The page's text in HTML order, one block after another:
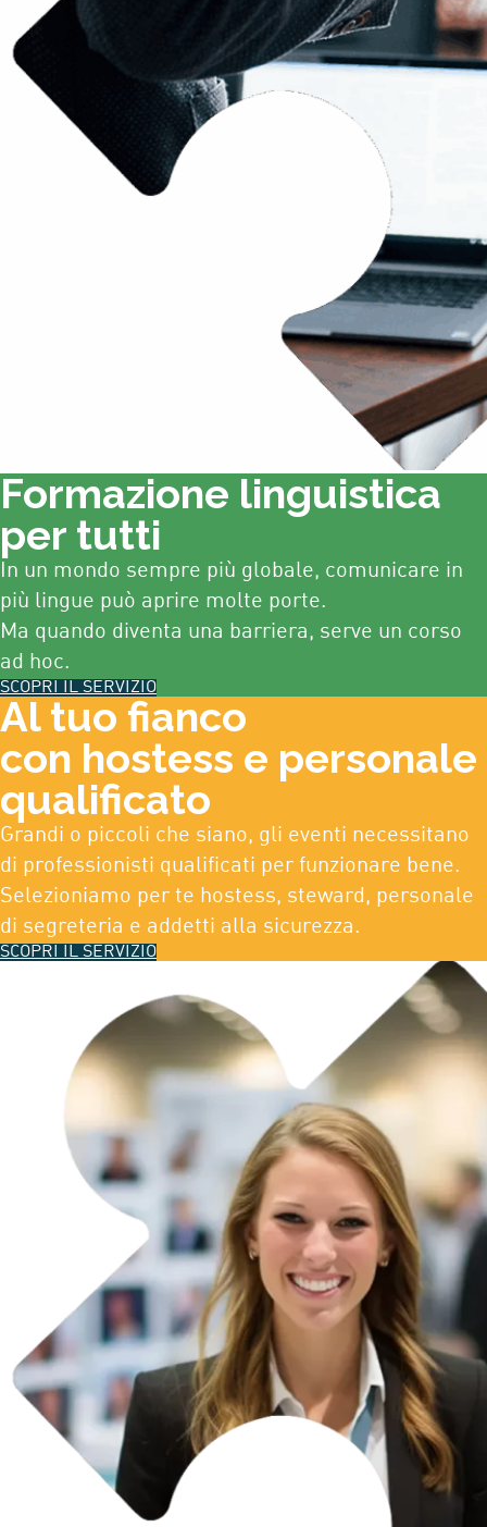
Formazione linguistica
per tutti
In un mondo sempre più globale, comunicare in
più lingue può aprire molte porte.
Ma quando diventa una barriera, serve un corso
ad hoc.
SCOPRI IL SERVIZIO
Al tuo fianco
con hostess e personale
qualificato
Grandi o piccoli che siano, gli eventi necessitano
di professionisti qualificati per funzionare bene.
Selezioniamo per te hostess, steward, personale
di segreteria e addetti alla sicurezza.
SCOPRI IL SERVIZIO